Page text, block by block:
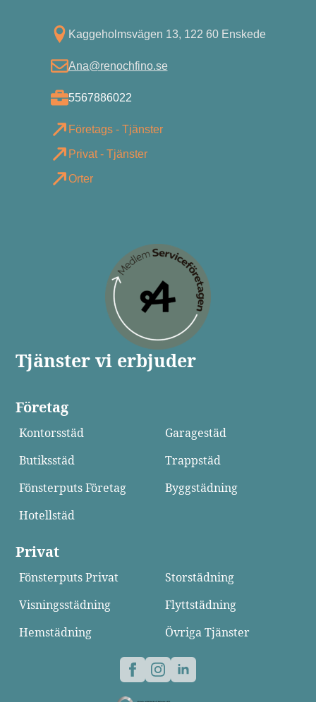
Kagg eholmsvägen 13, 122 60 Enskede
Ana@renochfino.se
5567886022
Företags - Tjänster
Privat - Tjänster
Orter
Tjänster vi erbjuder
Företag
Kontorsstäd
Garagestäd
Butiksstäd
Trappstäd
Fönsterputs Företag
Byggstädning
Hotellstäd
Privat
Fönsterputs Privat
Storstädning
Visningsstädning
Flyttstädning
Hemstädning
Övriga Tjänster